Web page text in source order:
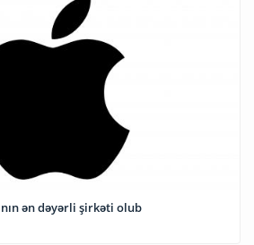
ən dəyərli şirkəti olub